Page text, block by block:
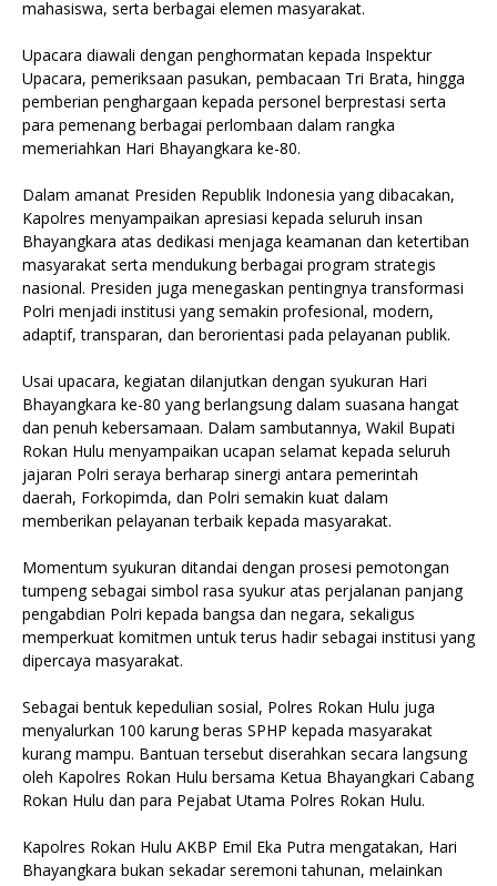
mahasiswa, serta berbagai elemen masyarakat.
Upacara diawali dengan penghormatan kepada Inspektur
Upacara, pemeriksaan pasukan, pembacaan Tri Brata, hingga
pemberian penghargaan kepada personel berprestasi serta
para pemenang berbagai perlombaan dalam rangka
memeriahkan Hari Bhayangkara ke-80.
Dalam amanat Presiden Republik Indonesia yang dibacakan,
Kapolres menyampaikan apresiasi kepada seluruh insan
Bhayangkara atas dedikasi menjaga keamanan dan ketertiban
masyarakat serta mendukung berbagai program strategis
nasional. Presiden juga menegaskan pentingnya transformasi
Polri menjadi institusi yang semakin profesional, modern,
adaptif, transparan, dan berorientasi pada pelayanan publik.
Usai upacara, kegiatan dilanjutkan dengan syukuran Hari
Bhayangkara ke-80 yang berlangsung dalam suasana hangat
dan penuh kebersamaan. Dalam sambutannya, Wakil Bupati
Rokan Hulu menyampaikan ucapan selamat kepada seluruh
jajaran Polri seraya berharap sinergi antara pemerintah
daerah, Forkopimda, dan Polri semakin kuat dalam
memberikan pelayanan terbaik kepada masyarakat.
Momentum syukuran ditandai dengan prosesi pemotongan
tumpeng sebagai simbol rasa syukur atas perjalanan panjang
pengabdian Polri kepada bangsa dan negara, sekaligus
memperkuat komitmen untuk terus hadir sebagai institusi yang
dipercaya masyarakat.
Sebagai bentuk kepedulian sosial, Polres Rokan Hulu juga
menyalurkan 100 karung beras SPHP kepada masyarakat
kurang mampu. Bantuan tersebut diserahkan secara langsung
oleh Kapolres Rokan Hulu bersama Ketua Bhayangkari Cabang
Rokan Hulu dan para Pejabat Utama Polres Rokan Hulu.
Kapolres Rokan Hulu AKBP Emil Eka Putra mengatakan, Hari
Bhayangkara bukan sekadar seremoni tahunan, melainkan